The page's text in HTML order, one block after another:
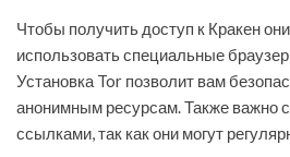
Чтобы получить доступ к Кракен
использовать специальные
Установка Tor позволит вам
анонимным ресурсам. Также важно
ссылками, так как они могут